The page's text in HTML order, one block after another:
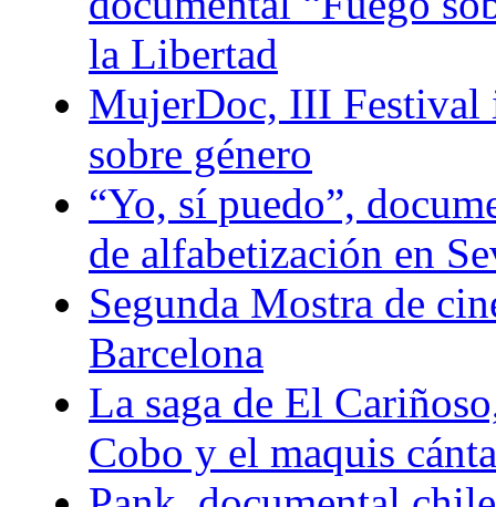
la Libertad
MujerDoc, III Festival
sobre género
“Yo, sí puedo”,
de alfabetización en
Segunda Mostra de
Barcelona
La saga de El
Cobo y el maquis